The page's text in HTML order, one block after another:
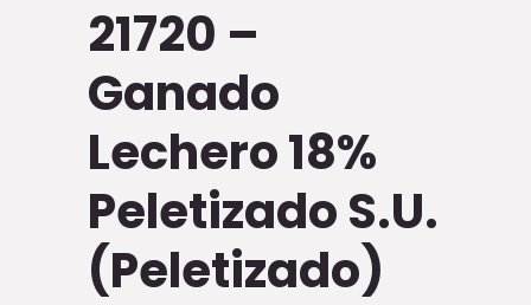
21720 –
Ganado
Lechero 18%
Peletizado S.U.
(Peletizado)